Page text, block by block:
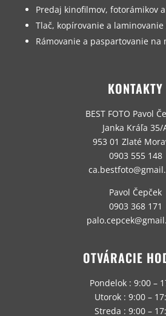
Predaj kinofilmov, fotorámikov
Tlač, kopírovanie a
Rámovanie a paspartovanie na
KONTAKTY
BEST FOTO Pavol
Janka Kráľa 35/
953 01 Zlaté
0903 555 148
Pavol Čepček
0903 368 171
OTVÁRACIE
Pondelok : 9:00 –
Utorok : 9:00 –
Streda : 9:00 –